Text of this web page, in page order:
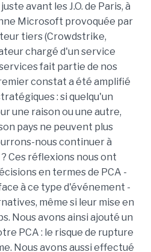
avant les J.O. de Paris, à
Microsoft provoquée par
tiers (Crowdstrike,
chargé d'un service
fait partie de nos
constat a été amplifié
: si quelqu'un
une raison ou une autre,
pays ne peuvent plus
nous continuer à
Ces réflexions nous ont
en termes de PCA -
à ce type d'événement -
même si leur mise en
Nous avons ainsi ajouté un
PCA : le risque de rupture
Nous avons aussi effectué